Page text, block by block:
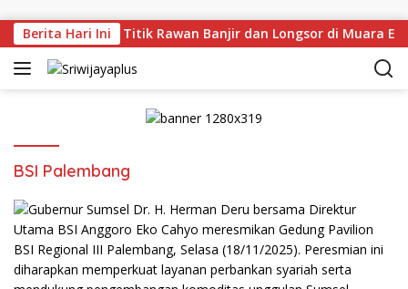
Berita Hari Ini
Tinjau Langsung Titik Rawan Banjir dan Longsor di Muara
BSI Palembang